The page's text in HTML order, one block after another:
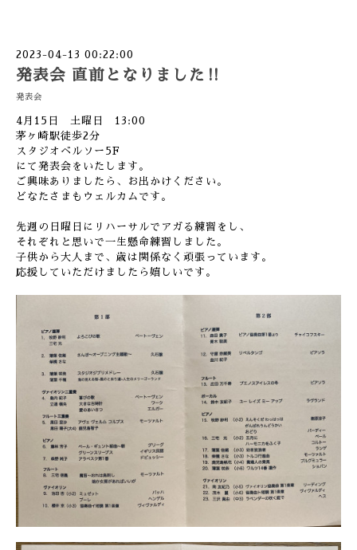
2023-04-13 00:22:00
発表会 直前となりました‼︎
発表会
4月15日 土曜日 13:00
茅ヶ崎駅徒歩2分
スタジオベルソー5F
にて発表会をいたします。
ご興味ありましたら、お出かけください。
どなたさまもウェルカムです。
先週の日曜日にリハーサルでアガる練習をし、
それぞれと思いで一生懸命練習しました。
子供から大人まで、歳は関係なく頑張っています。
応援していただけましたら嬉しいです。